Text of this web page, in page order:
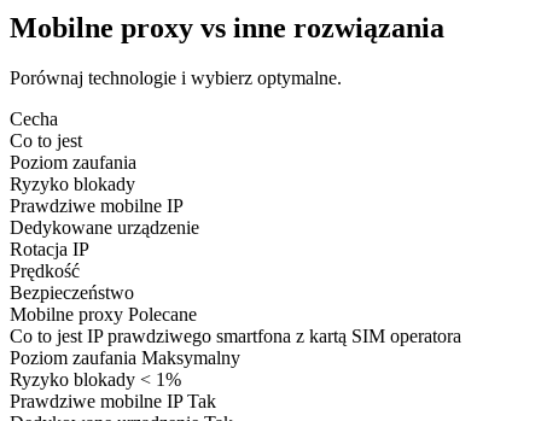
Mobilne proxy vs inne rozwiązania
Porównaj technologie i wybierz optymalne.
Cecha
Co to jest
Poziom zaufania
Ryzyko blokady
Prawdziwe mobilne IP
Dedykowane urządzenie
Rotacja IP
Prędkość
Bezpieczeństwo
Mobilne proxy Polecane
Co to jestIP prawdziwego smartfona z kartą SIM operatora
Poziom zaufania Maksymalny
Ryzyko blokady < 1%
Prawdziwe mobilne IPTak